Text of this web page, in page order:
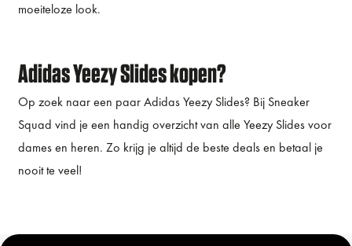
moeiteloze look.
Adidas Yeezy Slides kopen?
Op zoek naar een paar Adidas Yeezy Slides? Bij Sneaker
Squad vind je een handig overzicht van alle Yeezy Slides voor
dames en heren. Zo krijg je altijd de beste deals en betaal je
nooit te veel!